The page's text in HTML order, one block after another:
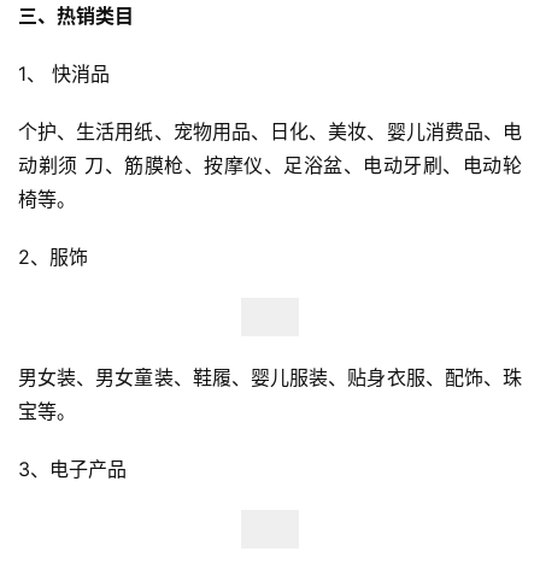
三、热销类目
1、 快消品
个护、生活用纸、宠物用品、日化、美妆、婴儿消费品、电
动剃须 刀、筋膜枪、按摩仪、足浴盆、电动牙刷、电动轮
椅等。
2、服饰
男女装、男女童装、鞋履、婴儿服装、贴身衣服、配饰、珠
宝等。
3、电子产品